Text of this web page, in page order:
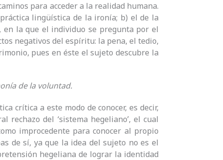
para acceder a la realidad humana.
lingüística de la ironía; b) el de la
en la que el individuo se pregunta por el
negativos del espíritu: la pena, el tedio,
pues en éste el sujeto descubre la
de la voluntad.
crítica a este modo de conocer, es decir,
rechazo del ‘sistema hegeliano’, el cual
improcedente para conocer al propio
de sí, ya que la idea del sujeto no es el
hegeliana de lograr la identidad